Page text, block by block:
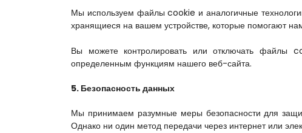
Мы используем файлы cookie и аналогичные
хранящиеся на вашем устройстве, которые помогают
Вы можете контролировать или отключать файлы
определенным функциям нашего веб-сайта.
5. Безопасность данных
Мы принимаем разумные меры безопасности для
Однако ни один метод передачи через интернет или